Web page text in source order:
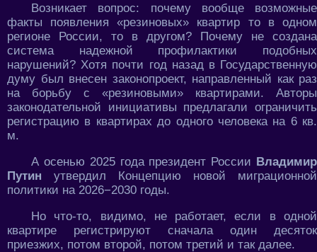
Возникает вопрос: почему вообще возможные
факты появления «резиновых» квартир то в одном
регионе России, то в другом? Почему не создана
система надежной профилактики подобных
нарушений? Хотя почти год назад в Государственную
думу был внесен законопроект, направленный как раз
на борьбу с «резиновыми» квартирами. Авторы
законодательной инициативы предлагали ограничить
регистрацию в квартирах до одного человека на 6 кв.
м.
А осенью 2025 года президент России Владимир
Путин утвердил Концепцию новой миграционной
политики на 2026−2030 годы.
Но что-то, видимо, не работает, если в одной
квартире регистрируют сначала один десяток
приезжих, потом второй, потом третий и так далее.